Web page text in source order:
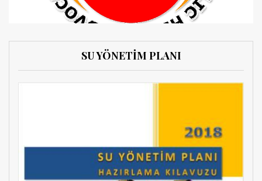
SU YÖNETİM PLANI